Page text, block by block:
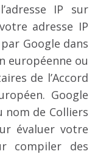
IP sur
adresse IP
Google dans
européenne ou
de l’Accord
Google
de Colliers
évaluer votre
compiler des